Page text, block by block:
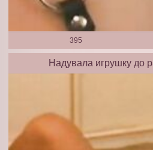
395
Надувала игрушку до